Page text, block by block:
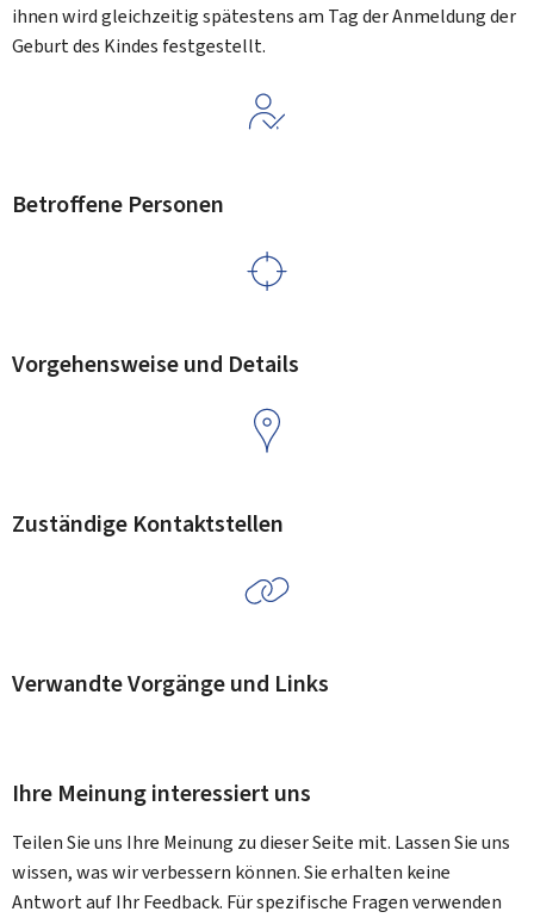
ihnen wird gleichzeitig spätestens am Tag der Anmeldung der
Geburt des Kindes festgestellt.
Betroffene Personen
Vorgehensweise und Details
Zuständige Kontaktstellen
Verwandte Vorgänge und Links
Ihre Meinung interessiert uns
Teilen Sie uns Ihre Meinung zu dieser Seite mit. Lassen Sie uns
wissen, was wir verbessern können. Sie erhalten keine
Antwort auf Ihr Feedback. Für spezifische Fragen verwenden